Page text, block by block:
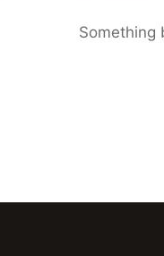
Something